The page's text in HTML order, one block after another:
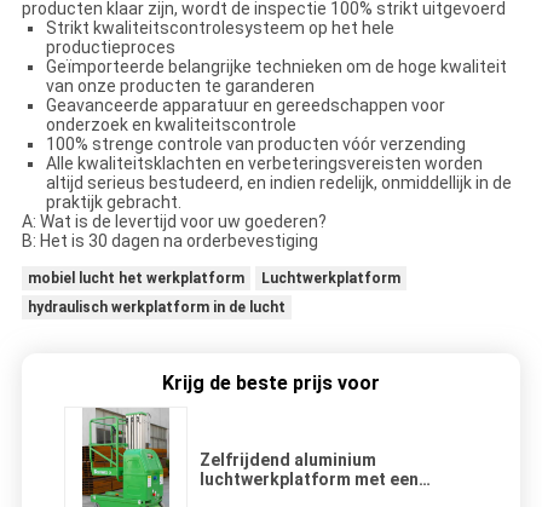
producten klaar zijn, wordt de inspectie 100% strikt uitgevoerd
Strikt kwaliteitscontrolesysteem op het hele
productieproces
Geïmporteerde belangrijke technieken om de hoge kwaliteit
van onze producten te garanderen
Geavanceerde apparatuur en gereedschappen voor
onderzoek en kwaliteitscontrole
100% strenge controle van producten vóór verzending
Alle kwaliteitsklachten en verbeteringsvereisten worden
altijd serieus bestudeerd, en indien redelijk, onmiddellijk in de
praktijk gebracht.
A: Wat is de levertijd voor uw goederen?
B: Het is 30 dagen na orderbevestiging
mobiel lucht het werkplatform
Luchtwerkplatform
hydraulisch werkplatform in de lucht
Krijg de beste prijs voor
Zelfrijdend aluminium
luchtwerkplatform met een